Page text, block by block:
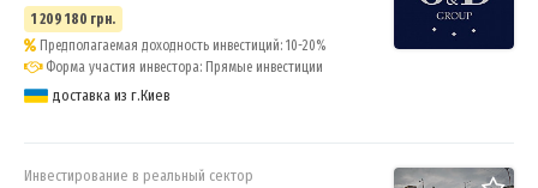
1 209 180 грн.
Предполагаемая доходность инвестиций: 10-20%
Форма участия инвестора: Прямые инвестиции
доставка из г.Киев
Инвестирование в реальный сектор